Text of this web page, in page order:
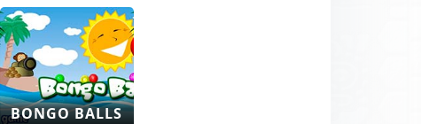
BONGO BALLS